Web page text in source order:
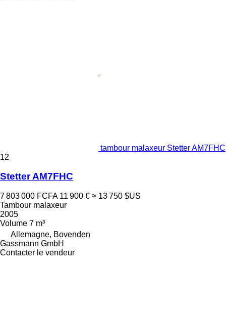
tambour malaxeur Stetter AM7FHC
12
Stetter AM7FHC
7 803 000 FCFA 11 900 € ≈ 13 750 $US
Tambour malaxeur
2005
Volume 7 m³
Allemagne, Bovenden
Gassmann GmbH
Contacter le vendeur